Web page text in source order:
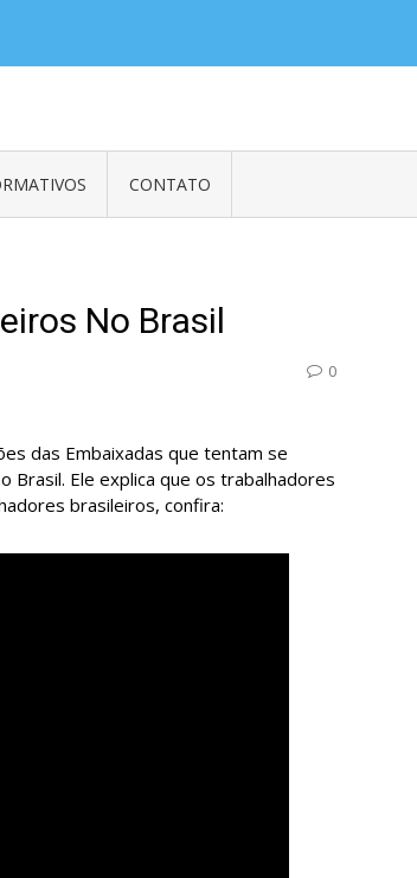
CONTATO
No Brasil
0
das Embaixadas que tentam se
Brasil. Ele explica que os trabalhadores
brasileiros, confira: